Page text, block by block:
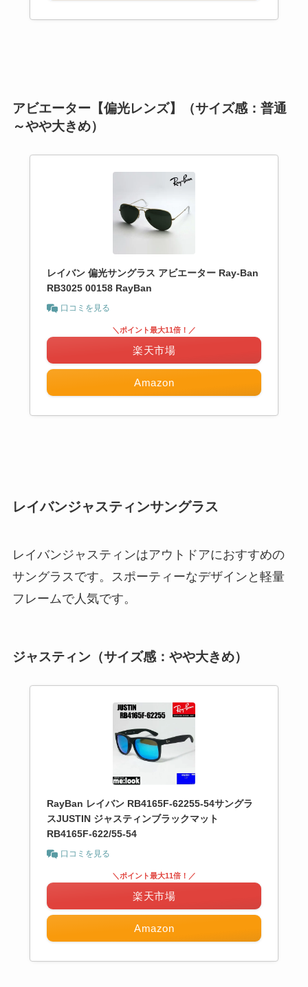
アビエーター【偏光レンズ】（サイズ感：普通
～やや大きめ）
レイバン 偏光サングラス アビエーター Ray-Ban
RB3025 00158 RayBan
口コミを見る
Amazon
＼ポイント最大11倍！／
楽天市場
レイバンジャスティンサングラス
レイバンジャスティンはアウトドアにおすすめの
サングラスです。スポーティーなデザインと軽量
フレームで人気です。
ジャスティン（サイズ感：やや大きめ）
RayBan レイバン RB4165F-62255-54サングラ
スJUSTIN ジャスティンブラックマット
RB4165F-622/55-54
口コミを見る
Amazon
＼ポイント最大11倍！／
楽天市場